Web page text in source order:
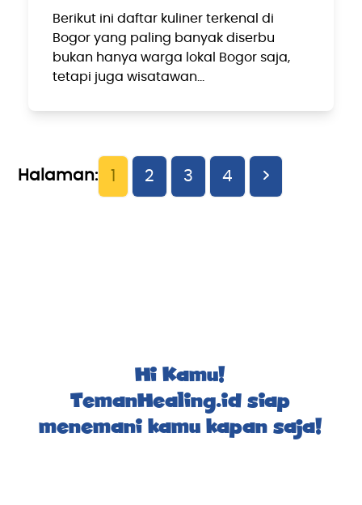
Berikut ini daftar kuliner terkenal di
Bogor yang paling banyak diserbu
bukan hanya warga lokal Bogor saja,
tetapi juga wisatawan…
Page
1 Page
2 Page
3 Page
4 Next
Hi Kamu!
TemanHealing.id siap
menemani kamu kapan saja!